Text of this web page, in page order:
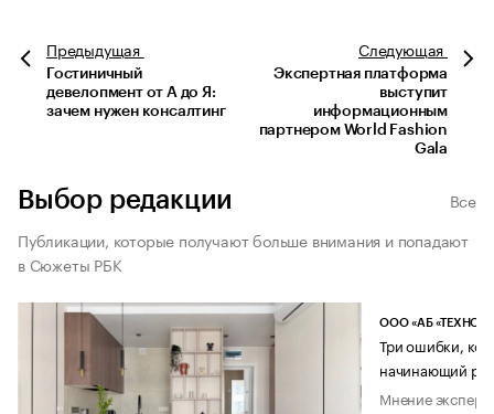
Предыдущая
Гостиничный
девелопмент от А до Я:
зачем нужен консалтинг
Следующая
Экспертная платформа
выступит
информационным
партнером World Fashion
Gala
Выбор редакции
Все
Публикации, которые получают больше внимания и попадают
в Сюжеты РБК
ООО «АБ
Три ошибки,
начинающий
Мнение